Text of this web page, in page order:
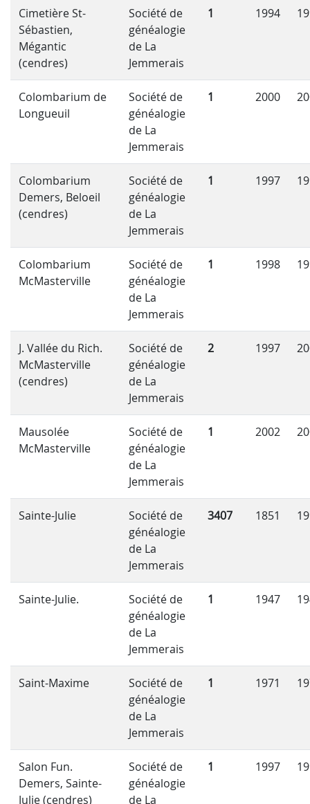
Cimetière St-
Sébastien,
Mégantic
(cendres)
Société de
généalogie
de La
Jemmerais
1 1994
Colombarium de
Longueuil
Société de
généalogie
de La
Jemmerais
1 2000
Colombarium
Demers, Beloeil
(cendres)
Société de
généalogie
de La
Jemmerais
1 1997
Colombarium
McMasterville
Société de
généalogie
de La
Jemmerais
1 1998
J. Vallée du Rich.
McMasterville
(cendres)
Société de
généalogie
de La
Jemmerais
2 1997
Mausolée
McMasterville
Société de
généalogie
de La
Jemmerais
1 2002
Sainte-Julie
Société de
généalogie
de La
Jemmerais
3407 1851
Sainte-Julie.
Société de
généalogie
de La
Jemmerais
1 1947
Saint-Maxime
Société de
généalogie
de La
Jemmerais
1 1971
Salon Fun.
Demers, Sainte-
Julie (cendres)
Société de
généalogie
de La
1 1997